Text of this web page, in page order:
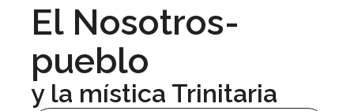
El Nosotros-
pueblo
y la mística Trinitaria